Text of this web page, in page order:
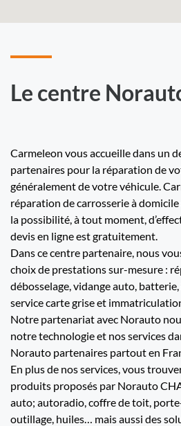
Le centre
Carmeleon vous accueille dans un
partenaires pour la réparation de
généralement de votre véhicule.
réparation de carrosserie à
la possibilité, à tout moment,
devis en ligne est gratuitement.
Dans ce centre partenaire, nous
choix de prestations sur-mesure :
débosselage, vidange auto,
service carte grise et
Notre partenariat avec Norauto
notre technologie et nos services
Norauto partenaires partout en
En plus de nos services, vous
produits proposés par Norauto
auto; autoradio, coffre de toit,
outillage, huiles… mais aussi des